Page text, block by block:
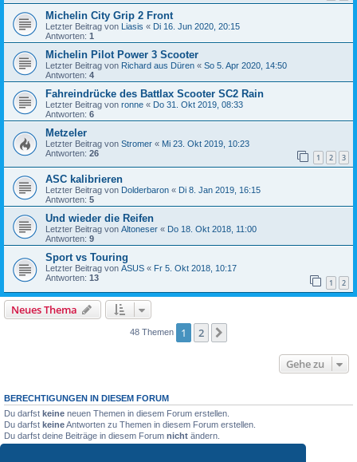
Michelin City Grip 2 Front
Letzter Beitrag von Liasis « Di 16. Jun 2020, 20:15
Antworten: 1
Michelin Pilot Power 3 Scooter
Letzter Beitrag von Richard aus Düren « So 5. Apr 2020, 14:50
Antworten: 4
Fahreindrücke des Battlax Scooter SC2 Rain
Letzter Beitrag von ronne « Do 31. Okt 2019, 08:33
Antworten: 6
Metzeler
Letzter Beitrag von Stromer « Mi 23. Okt 2019, 10:23
Antworten: 26 1 2 3
ASC kalibrieren
Letzter Beitrag von Dolderbaron « Di 8. Jan 2019, 16:15
Antworten: 5
Und wieder die Reifen
Letzter Beitrag von Altoneser « Do 18. Okt 2018, 11:00
Antworten: 9
Sport vs Touring
Letzter Beitrag von ASUS « Fr 5. Okt 2018, 10:17
Antworten: 13 1 2
Neues Thema
48 Themen 1 2
Gehe zu
BERECHTIGUNGEN IN DIESEM FORUM
Du darfst keine neuen Themen in diesem Forum erstellen.
Du darfst keineAntworten zu Themen in diesem Forum erstellen.
Du darfst deine Beiträge in diesem Forum nicht ändern.
Du darfst deine Beiträge in diesem Forumnichtlöschen.